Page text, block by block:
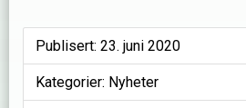
Publisert: 23. juni 2020
Kategorier: Nyheter